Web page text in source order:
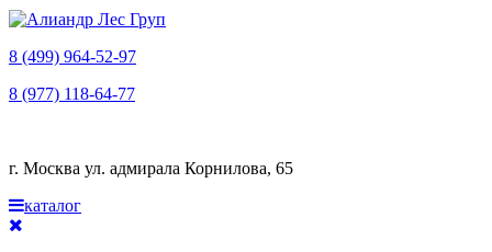
8 (499) 964-52-97
8 (977) 118-64-77
г. Москва ул. адмирала Корнилова, 65
каталог